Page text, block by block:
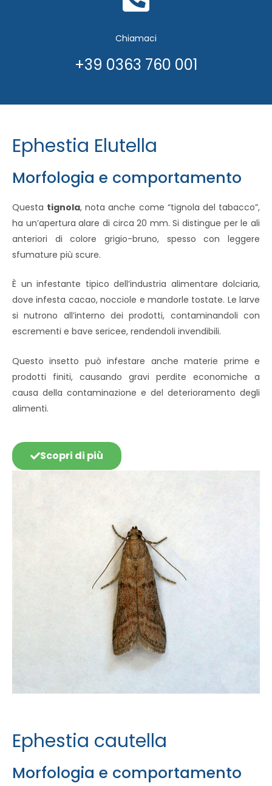
Chiamaci
+39 0363 760 001
Ephestia Elutella
Morfologia e comportamento
Questa tignola, nota anche come “tignola del tabacco”,
ha un’apertura alare di circa 20 mm. Si distingue per le ali
anteriori di colore grigio-bruno, spesso con leggere
sfumature più scure.
È un infestante tipico dell’industria alimentare dolciaria,
dove infesta cacao, nocciole e mandorle tostate. Le larve
si nutrono all’interno dei prodotti, contaminandoli con
escrementi e bave sericee, rendendoli invendibili.
Questo insetto può infestare anche materie prime e
prodotti finiti, causando gravi perdite economiche a
causa della contaminazione e del deterioramento degli
alimenti.
Scopri di più
Ephestia cautella
Morfologia e comportamento